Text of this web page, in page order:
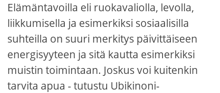
Elämäntavoilla eli ruokavaliolla, levolla,
liikkumisella ja esimerkiksi sosiaalisilla
suhteilla on suuri merkitys päivittäiseen
energisyyteen ja sitä kautta esimerkiksi
muistin toimintaan. Joskus voi kuitenkin
tarvita apua - tutustu Ubikinoni-